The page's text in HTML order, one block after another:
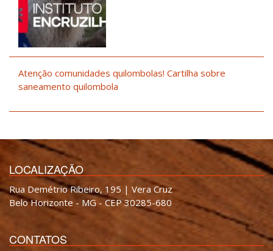
Atenção comunidades quilombolas! Cartilha sobre
saneamento quilombola
LOCALIZAÇÃO
Rua Demétrio Ribeiro, 195 | Vera Cruz
Belo Horizonte - MG - CEP 30285-680
CONTATOS